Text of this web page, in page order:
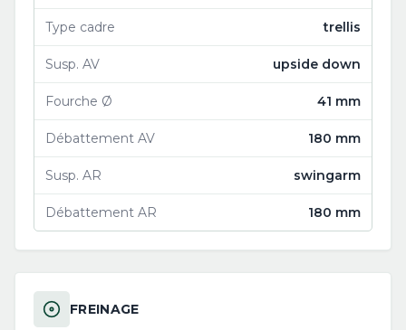
Type cadre trellis
Susp. AV upside down
Fourche Ø 41 mm
Débattement AV 180 mm
Susp. AR swingarm
Débattement AR 180 mm
FREINAGE